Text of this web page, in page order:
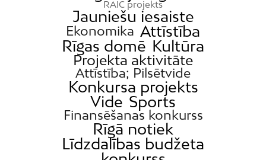
RAIC projekts
Jauniešu iesaiste
Ekonomika Attīstība
Rīgas domē Kultūra
Projekta aktivitāte
Attīstība; Pilsētvide
Konkursa projekts
Vide Sports
Finansēšanas konkurss
Rīgā notiek
Līdzdalības budžeta